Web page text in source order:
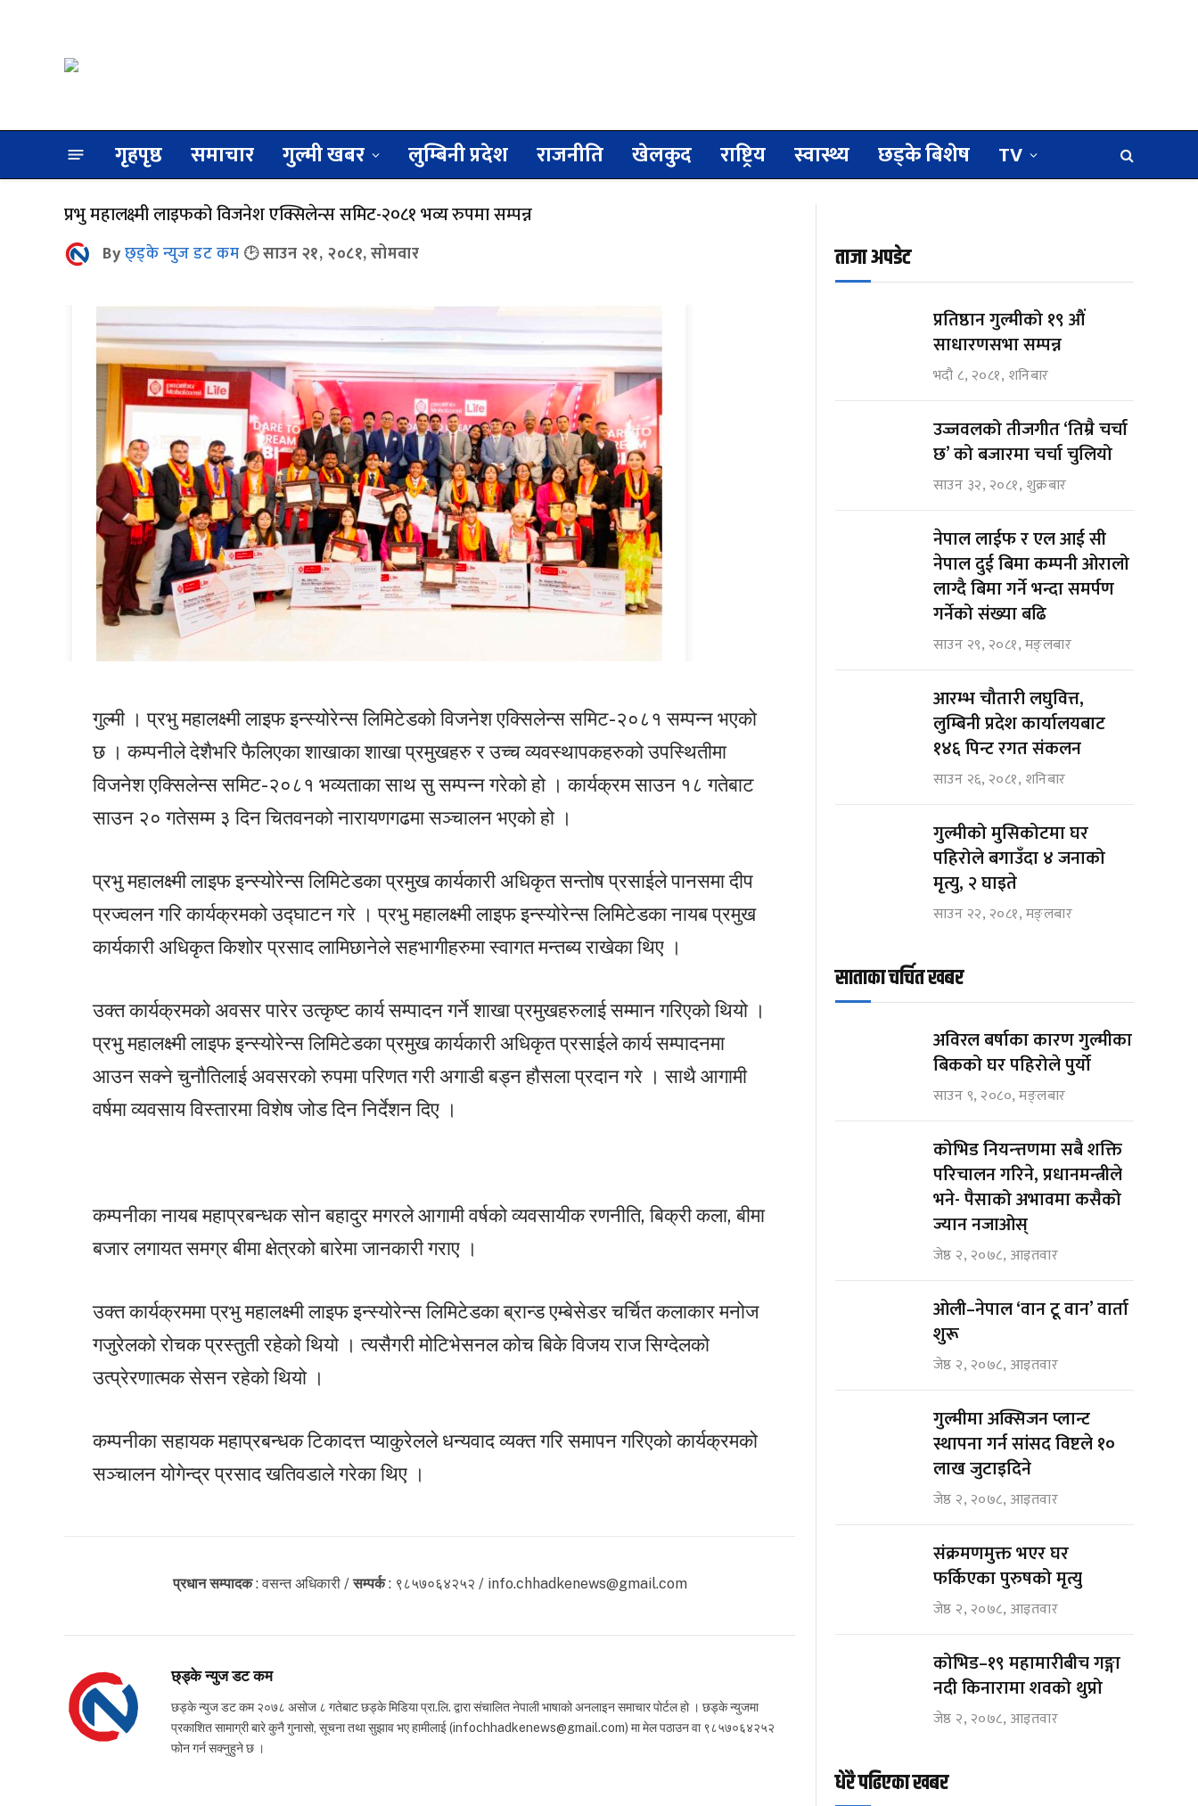
गृहपृष्ठ समाचार गुल्मी खबर लुम्बिनी प्रदेश राजनीति खेलकुद राष्ट्रिय स्वास्थ्य छड्के बिशेष TV
प्रभु महालक्ष्मी लाइफको विजनेश एक्सिलेन्स समिट-२०८१ भव्य रुपमा सम्पन्न
Byछ्ड्के न्युज डट कम साउन २१, २०८१, सोमवार
गुल्मी । प्रभु महालक्ष्मी लाइफ इन्स्योरेन्स लिमिटेडको विजनेश एक्सिलेन्स समिट-२०८१ सम्पन्न भएको
छ । कम्पनीले देशैभरि फैलिएका शाखाका शाखा प्रमुखहरु र उच्च व्यवस्थापकहरुको उपस्थितीमा
विजनेश एक्सिलेन्स समिट-२०८१ भव्यताका साथ सु सम्पन्न गरेको हो । कार्यक्रम साउन १८ गतेबाट
साउन २० गतेसम्म ३ दिन चितवनको नारायणगढमा सञ्चालन भएको हो ।
प्रभु महालक्ष्मी लाइफ इन्स्योरेन्स लिमिटेडका प्रमुख कार्यकारी अधिकृत सन्तोष प्रसाईले पानसमा दीप
प्रज्वलन गरि कार्यक्रमको उद्घाटन गरे । प्रभु महालक्ष्मी लाइफ इन्स्योरेन्स लिमिटेडका नायब प्रमुख
कार्यकारी अधिकृत किशोर प्रसाद लामिछानेले सहभागीहरुमा स्वागत मन्तब्य राखेका थिए ।
उक्त कार्यक्रमको अवसर पारेर उत्कृष्ट कार्य सम्पादन गर्ने शाखा प्रमुखहरुलाई सम्मान गरिएको थियो ।
प्रभु महालक्ष्मी लाइफ इन्स्योरेन्स लिमिटेडका प्रमुख कार्यकारी अधिकृत प्रसाईले कार्य सम्पादनमा
आउन सक्ने चुनौतिलाई अवसरको रुपमा परिणत गरी अगाडी बड्न हौसला प्रदान गरे । साथै आगामी
वर्षमा व्यवसाय विस्तारमा विशेष जोड दिन निर्देशन दिए ।
कम्पनीका नायब महाप्रबन्धक सोन बहादुर मगरले आगामी वर्षको व्यवसायीक रणनीति, बिक्री कला, बीमा
बजार लगायत समग्र बीमा क्षेत्रको बारेमा जानकारी गराए ।
उक्त कार्यक्रममा प्रभु महालक्ष्मी लाइफ इन्स्योरेन्स लिमिटेडका ब्रान्ड एम्बेसेडर चर्चित कलाकार मनोज
गजुरेलको रोचक प्रस्तुती रहेको थियो । त्यसैगरी मोटिभेसनल कोच बिके विजय राज सिग्देलको
उत्प्रेरणात्मक सेसन रहेको थियो ।
कम्पनीका सहायक महाप्रबन्धक टिकादत्त प्याकुरेलले धन्यवाद व्यक्त गरि समापन गरिएको कार्यक्रमको
सञ्चालन योगेन्द्र प्रसाद खतिवडाले गरेका थिए ।
प्रधान सम्पादक: वसन्त अधिकारी /सम्पर्क: ९८५७०६४२५२ / info.chhadkenews@gmail.com
छ्ड्के न्युज डट कम
छड्के न्युज डट कम २०७८ असोज ८ गतेबाट छड्के मिडिया प्रा.लि. द्वारा संचालित नेपाली भाषाको अनलाइन समाचार पोर्टल हो । छड्के न्युजमा
प्रकाशित सामाग्री बारे कुनै गुनासो, सूचना तथा सुझाव भए हामीलाई (infochhadkenews@gmail.com) मा मेल पठाउन वा ९८५७०६४२५२
फोन गर्न सक्नुहुने छ ।
ताजा अपडेट
प्रतिष्ठान गुल्मीको १९ औं
साधारणसभा सम्पन्न
भदौ ८, २०८१, शनिबार
उज्जवलको तीजगीत ‘तिम्रै चर्चा
छ’ को बजारमा चर्चा चुलियो
साउन ३२, २०८१, शुक्रबार
नेपाल लाईफ र एल आई सी
नेपाल दुई बिमा कम्पनी ओरालो
लाग्दै बिमा गर्ने भन्दा समर्पण
गर्नेको संख्या बढि
साउन २९, २०८१, मङ्लबार
आरम्भ चौतारी लघुवित्त,
लुम्बिनी प्रदेश कार्यालयबाट
१४६ पिन्ट रगत संकलन
साउन २६, २०८१, शनिबार
गुल्मीको मुसिकोटमा घर
पहिरोले बगाउँदा ४ जनाको
मृत्यु, २ घाइते
साउन २२, २०८१, मङ्लबार
साताका चर्चित खबर
अविरल बर्षाका कारण गुल्मीका
बिकको घर पहिरोले पुर्यो
साउन ९, २०८०, मङ्लबार
कोभिड नियन्त्तणमा सबै शक्ति
परिचालन गरिने, प्रधानमन्त्रीले
भने- पैसाको अभावमा कसैको
ज्यान नजाओस्
जेष्ठ २, २०७८, आइतवार
ओली–नेपाल ‘वान टू वान’ वार्ता
शुरू
जेष्ठ २, २०७८, आइतवार
गुल्मीमा अक्सिजन प्लान्ट
स्थापना गर्न सांसद विष्टले १०
लाख जुटाइदिने
जेष्ठ २, २०७८, आइतवार
संक्रमणमुक्त भएर घर
फर्किएका पुरुषको मृत्यु
जेष्ठ २, २०७८, आइतवार
कोभिड–१९ महामारीबीच गङ्गा
नदी किनारामा शवको थुप्रो
जेष्ठ २, २०७८, आइतवार
धेरै पढिएका खबर